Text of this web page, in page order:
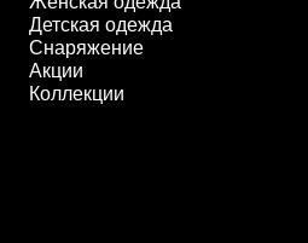
Палатки
Тенты
Аксессуары для палаток
Рюкзаки
Экспедиционные
Детская одежда
Снаряжение
Акции
Коллекции